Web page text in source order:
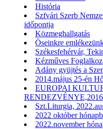
História
Szfvári Szerb
időpontja
Közmeghallgatás
Öseinkre
Székesfehérvár,
Kézműves
Adány gyüjtés a
2014.május 25-én
EUROPAI
Szt.Liturgia,
2022 október
2022.november